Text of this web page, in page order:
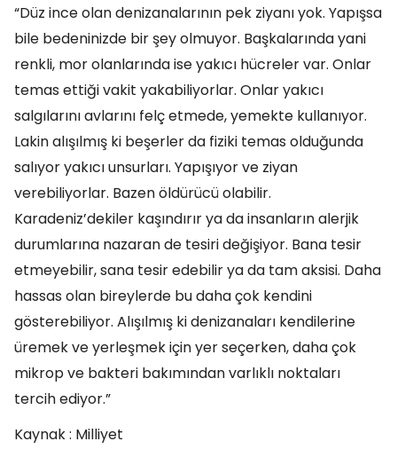
“Düz ince olan denizanalarının pek ziyanı yok. Yapışsa
bile bedeninizde bir şey olmuyor. Başkalarında yani
renkli, mor olanlarında ise yakıcı hücreler var. Onlar
temas ettiği vakit yakabiliyorlar. Onlar yakıcı
salgılarını avlarını felç etmede, yemekte kullanıyor.
Lakin alışılmış ki beşerler da fiziki temas olduğunda
salıyor yakıcı unsurları. Yapışıyor ve ziyan
verebiliyorlar. Bazen öldürücü olabilir.
Karadeniz’dekiler kaşındırır ya da insanların alerjik
durumlarına nazaran de tesiri değişiyor. Bana tesir
etmeyebilir, sana tesir edebilir ya da tam aksisi. Daha
hassas olan bireylerde bu daha çok kendini
gösterebiliyor. Alışılmış ki denizanaları kendilerine
üremek ve yerleşmek için yer seçerken, daha çok
mikrop ve bakteri bakımından varlıklı noktaları
tercih ediyor.”
Kaynak : Milliyet